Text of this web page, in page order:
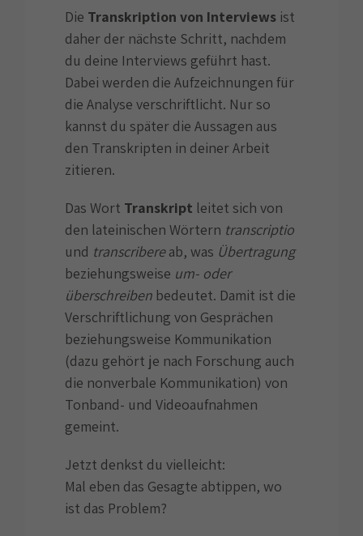
Die Transkription von Interviews ist
daher der nächste Schritt, nachdem
du deine Interviews geführt hast.
Dabei werden die Aufzeichnungen für
die Analyse verschriftlicht. Nur so
kannst du später die Aussagen aus
den Transkripten in deiner Arbeit
zitieren.
Das Wort Transkript leitet sich von
den lateinischen Wörtern transcriptio
und transcribereab, was Übertragung
beziehungsweise um- oder
überschreiben bedeutet. Damit ist die
Verschriftlichung von Gesprächen
beziehungsweise Kommunikation
(dazu gehört je nach Forschung auch
die nonverbale Kommunikation) von
Tonband- und Videoaufnahmen
gemeint.
Jetzt denkst du vielleicht:
Mal eben das Gesagte abtippen, wo
ist das Problem?